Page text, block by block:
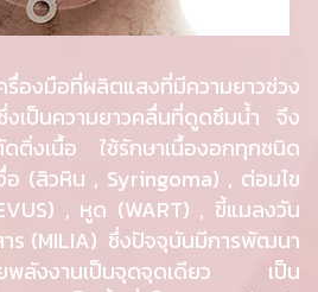
องมือที่ผลิตแสงที่มีความยาวช่วง
ป็นความยาวคลื่นที่ดูดซึมน้ำ จึง
ดติ่งเนื้อ ใช้รักษาเนื้องอกทุกชนิด
อ (สิวหิน , Syringoma) , ต่อมไข
, หูด (WART) , ขี้แมลงวัน
าร (MILIA) ซึ่งปัจจุบันมีการพัฒนา
ยพลังงานเป็นจุดจุดเดียว เป็น